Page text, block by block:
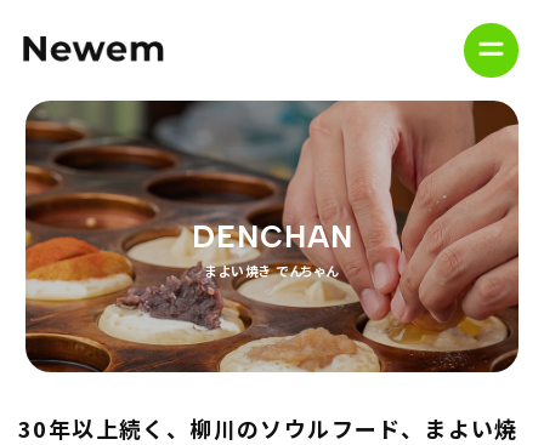
ホーム
ブランド一覧
会社概要
採用情報
DENCHAN
まよい焼き でんちゃん
30年以上続く、柳川のソウルフード、まよい焼